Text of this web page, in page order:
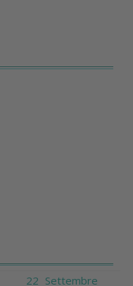
22 Settembre